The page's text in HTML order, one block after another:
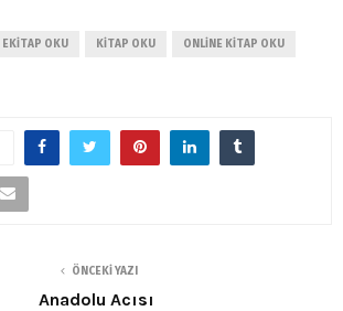
EKITAP OKU KITAP OKU ONLINE KITAP OKU
ÖNCEKI YAZI
Anadolu Acısı